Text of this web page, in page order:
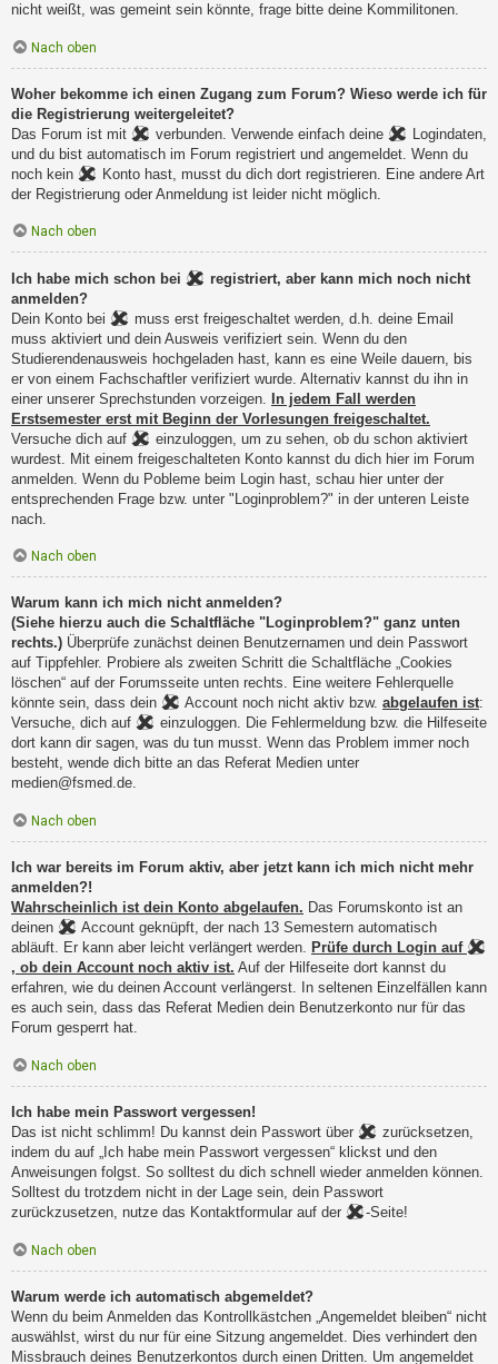
nicht weißt, was gemeint sein könnte, frage bitte deine Kommilitonen.
Nach oben
Woher bekomme ich einen Zugang zum Forum? Wieso werde ich für
die Registrierung weitergeleitet?
Das Forum ist mit
verbunden. Verwende einfach deine
Logindaten,
und du bist automatisch im Forum registriert und angemeldet. Wenn du
noch kein
Konto hast, musst du dich dort registrieren. Eine andere Art
der Registrierung oder Anmeldung ist leider nicht möglich.
Nach oben
Ich habe mich schon bei
registriert, aber kann mich noch nicht
anmelden?
Dein Konto bei
muss erst freigeschaltet werden, d.h. deine Email
muss aktiviert und dein Ausweis verifiziert sein. Wenn du den
Studierendenausweis hochgeladen hast, kann es eine Weile dauern, bis
er von einem Fachschaftler verifiziert wurde. Alternativ kannst du ihn in
einer unserer Sprechstunden vorzeigen. In jedem Fall werden
Erstsemester erst mit Beginn der Vorlesungen freigeschaltet.
Versuche dich auf
einzuloggen, um zu sehen, ob du schon aktiviert
wurdest. Mit einem freigeschalteten Konto kannst du dich hier im Forum
anmelden. Wenn du Pobleme beim Login hast, schau hier unter der
entsprechenden Frage bzw. unter "Loginproblem?" in der unteren Leiste
nach.
Nach oben
Warum kann ich mich nicht anmelden?
(Siehe hierzu auch die Schaltfläche "Loginproblem?" ganz unten
rechts.) Überprüfe zunächst deinen Benutzernamen und dein Passwort
auf Tippfehler. Probiere als zweiten Schritt die Schaltfläche „Cookies
löschen“ auf der Forumsseite unten rechts. Eine weitere Fehlerquelle
könnte sein, dass dein
Account noch nicht aktiv bzw. abgelaufen ist:
Versuche, dich auf
einzuloggen. Die Fehlermeldung bzw. die Hilfeseite
dort kann dir sagen, was du tun musst. Wenn das Problem immer noch
besteht, wende dich bitte an das Referat Medien unter
medien@fsmed.de.
Nach oben
Ich war bereits im Forum aktiv, aber jetzt kann ich mich nicht mehr
anmelden?!
Wahrscheinlich ist dein Konto abgelaufen. Das Forumskonto ist an
deinen
Account geknüpft, der nach 13 Semestern automatisch
abläuft. Er kann aber leicht verlängert werden. Prüfe durch Login auf
, ob dein Account noch aktiv ist. Auf der Hilfeseite dort kannst du
erfahren, wie du deinen Account verlängerst. In seltenen Einzelfällen kann
es auch sein, dass das Referat Medien dein Benutzerkonto nur für das
Forum gesperrt hat.
Nach oben
Ich habe mein Passwort vergessen!
Das ist nicht schlimm! Du kannst dein Passwort über
zurücksetzen,
indem du auf „Ich habe mein Passwort vergessen“ klickst und den
Anweisungen folgst. So solltest du dich schnell wieder anmelden können.
Solltest du trotzdem nicht in der Lage sein, dein Passwort
zurückzusetzen, nutze das Kontaktformular auf der
-Seite!
Nach oben
Warum werde ich automatisch abgemeldet?
Wenn du beim Anmelden das Kontrollkästchen „Angemeldet bleiben“ nicht
auswählst, wirst du nur für eine Sitzung angemeldet. Dies verhindert den
Missbrauch deines Benutzerkontos durch einen Dritten. Um angemeldet